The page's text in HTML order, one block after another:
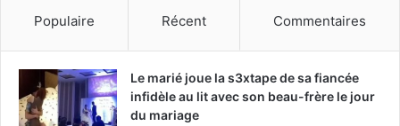
Populaire Récent Commentaires
Le marié joue la s3xtape de sa fiancée
infidèle au lit avec son beau-frère le jour
du mariage